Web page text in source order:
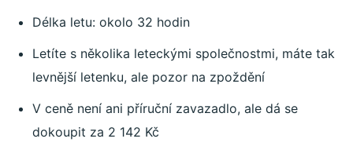
Délka letu: okolo 32 hodin
Letíte s několika leteckými společnostmi, máte tak
levnější letenku, ale pozor na zpoždění
V ceně není ani příruční zavazadlo, ale dá se
dokoupit za 2 142 Kč